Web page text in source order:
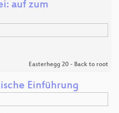
auf zum
Easterhegg 20 - Back to root
Einführung